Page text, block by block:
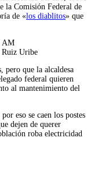
la Comisión Federal de
de «los diablitos» que
Ruiz Uribe
pero que la alcaldesa
federal quieren
al mantenimiento del
eso se caen los postes
dejen de querer
roba electricidad